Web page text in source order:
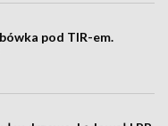
pod TIR-em.